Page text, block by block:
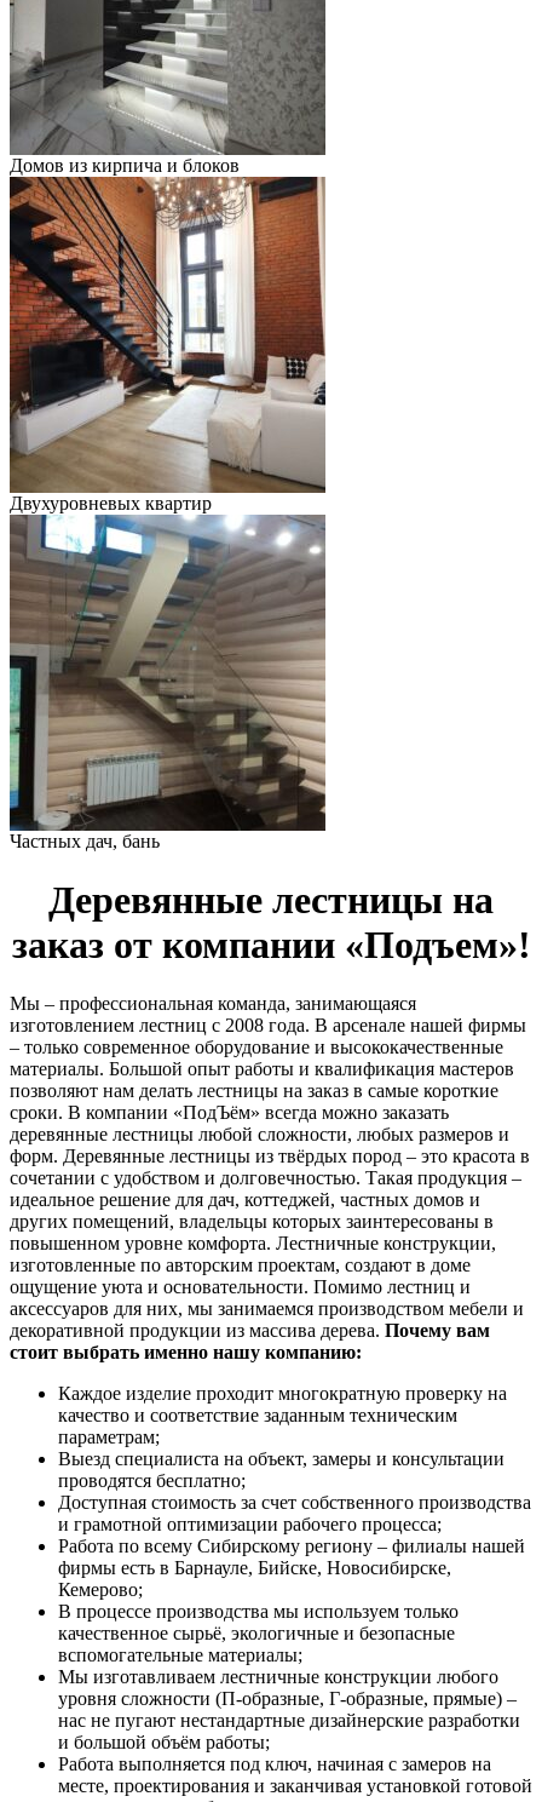
Домов из кирпича и блоков
Двухуровневых квартир
Частных дач, бань
Деревянные лестницы на
заказ от компании «Подъем»!
Мы – профессиональная команда, занимающаяся
изготовлением лестниц с 2008 года. В арсенале нашей фирмы
– только современное оборудование и высококачественные
материалы. Большой опыт работы и квалификация мастеров
позволяют нам делать лестницы на заказ в самые короткие
сроки. В компании «ПодЪём» всегда можно заказать
деревянные лестницы любой сложности, любых размеров и
форм. Деревянные лестницы из твёрдых пород – это красота в
сочетании с удобством и долговечностью. Такая продукция –
идеальное решение для дач, коттеджей, частных домов и
других помещений, владельцы которых заинтересованы в
повышенном уровне комфорта. Лестничные конструкции,
изготовленные по авторским проектам, создают в доме
ощущение уюта и основательности. Помимо лестниц и
аксессуаров для них, мы занимаемся производством мебели и
декоративной продукции из массива дерева. Почему вам
стоит выбрать именно нашу компанию:
Каждое изделие проходит многократную проверку на
качество и соответствие заданным техническим
параметрам;
Выезд специалиста на объект, замеры и консультации
проводятся бесплатно;
Доступная стоимость за счет собственного производства
и грамотной оптимизации рабочего процесса;
Работа по всему Сибирскому региону – филиалы нашей
фирмы есть в Барнауле, Бийске, Новосибирске,
Кемерово;
В процессе производства мы используем только
качественное сырьё, экологичные и безопасные
вспомогательные материалы;
Мы изготавливаем лестничные конструкции любого
уровня сложности (П-образные, Г-образные, прямые) –
нас не пугают нестандартные дизайнерские разработки
и большой объём работы;
Работа выполняется под ключ, начиная с замеров на
месте, проектирования и заканчивая установкой готовой